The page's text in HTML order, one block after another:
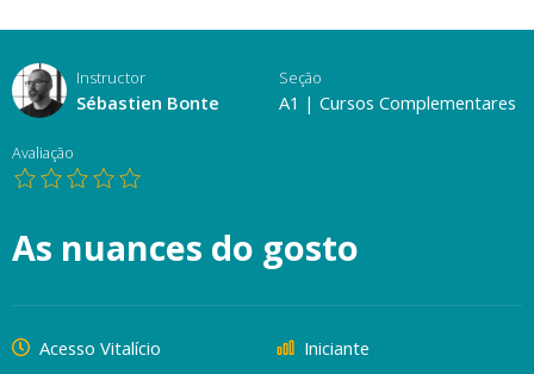
Instructor
Sébastien Bonte
Seção
A1 | Cursos Complementares
Avaliação
As nuances do gosto
Acesso Vitalício
Iniciante